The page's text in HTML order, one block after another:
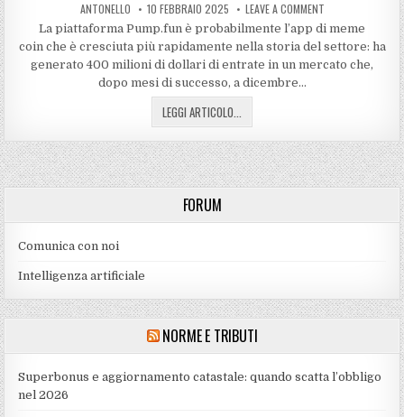
ANTONELLO 10 FEBBRAIO 2025 LEAVE A COMMENT
La piattaforma Pump.fun è probabilmente l’app di meme
coin che è cresciuta più rapidamente nella storia del settore: ha
generato 400 milioni di dollari di entrate in un mercato che,
dopo mesi di successo, a dicembre…
LEGGI ARTICOLO...
FORUM
Comunica con noi
Intelligenza artificiale
NORME E TRIBUTI
Superbonus e aggiornamento catastale: quando scatta l’obbligo
nel 2026